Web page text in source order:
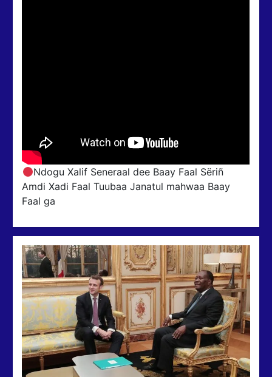
Ndogu Xalif Seneraal dee Baay Faal Sëriñ
Amdi Xadi Faal Tuubaa Janatul mahwaa Baay
Faal ga